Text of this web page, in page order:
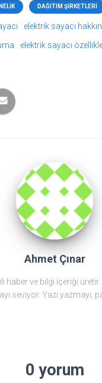
DAĞITIM ŞIRKETLERI
elektrik sayacı
elektrik sayacı
Ahmet Çınar
haber ve bilgi içeriği
seviyor. Yazı yazmayı,
0 yorum